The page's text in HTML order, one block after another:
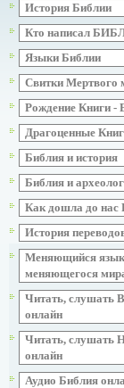
История Библии
Кто написал
Языки Библии
Свитки Мертвого
Рождение Книги -
Драгоценные
Библия и история
Библия и
Как дошла до
История
Меняющийся
меняющегося
Читать, слушать
онлайн
Читать, слушать
онлайн
Аудио Библия